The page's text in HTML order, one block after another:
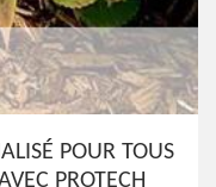
POUR TOUS
PROTECH